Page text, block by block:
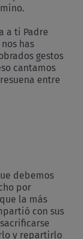
a ti Padre
has
gestos
cantamos
entre
Dios
debemos
por
la más
con sus
y repartirlo